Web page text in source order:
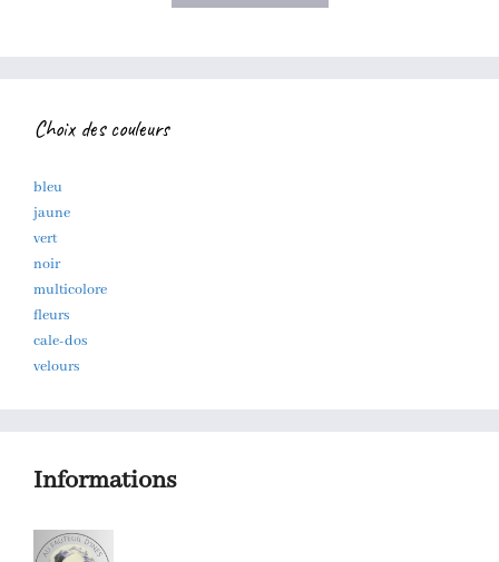
Choix des couleurs
bleu
jaune
vert
noir
multicolore
fleurs
cale-dos
velours
Informations